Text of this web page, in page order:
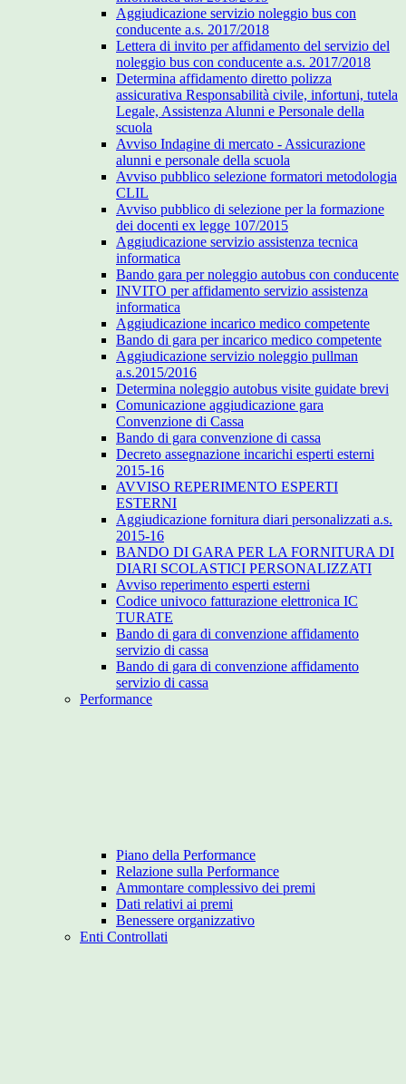
Aggiudicazione servizio noleggio bus con
conducente a.s. 2017/2018
Lettera di invito per affidamento del servizio del
noleggio bus con conducente a.s. 2017/2018
Determina affidamento diretto polizza
assicurativa Responsabilità civile, infortuni, tutela
Legale, Assistenza Alunni e Personale della
scuola
Avviso Indagine di mercato - Assicurazione
alunni e personale della scuola
Avviso pubblico selezione formatori metodologia
CLIL
Avviso pubblico di selezione per la formazione
dei docenti ex legge 107/2015
Aggiudicazione servizio assistenza tecnica
informatica
Bando gara per noleggio autobus con conducente
INVITO per affidamento servizio assistenza
informatica
Aggiudicazione incarico medico competente
Bando di gara per incarico medico competente
Aggiudicazione servizio noleggio pullman
a.s.2015/2016
Determina noleggio autobus visite guidate brevi
Comunicazione aggiudicazione gara
Convenzione di Cassa
Bando di gara convenzione di cassa
Decreto assegnazione incarichi esperti esterni
2015-16
AVVISO REPERIMENTO ESPERTI
ESTERNI
Aggiudicazione fornitura diari personalizzati a.s.
2015-16
BANDO DI GARA PER LA FORNITURA DI
DIARI SCOLASTICI PERSONALIZZATI
Avviso reperimento esperti esterni
Codice univoco fatturazione elettronica IC
TURATE
Bando di gara di convenzione affidamento
servizio di cassa
Bando di gara di convenzione affidamento
servizio di cassa
Performance
Piano della Performance
Relazione sulla Performance
Ammontare complessivo dei premi
Dati relativi ai premi
Benessere organizzativo
Enti Controllati